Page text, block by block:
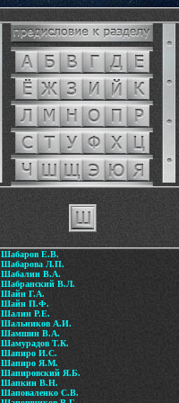
Шабаров Е.В.
Шабарова Л.П.
Шабалин В.А.
Шабранский В.Л.
Шайн Г.А.
Шайн П.Ф.
Шалин Р.Е.
Шальников А.И.
Шамшин В.А.
Шамурадов Т.К.
Шапиро И.С.
Шапиро Я.М.
Шапировский Я.Б.
Шапкин В.Н.
Шаповаленко С.В.